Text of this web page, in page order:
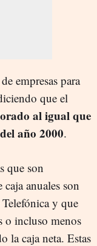
empresas para
que el
al igual que
año 2000.
que son
anuales son
y que
o incluso menos
la caja neta. Estas